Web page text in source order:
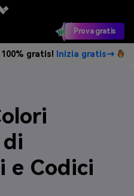
Prova gratis
gratis! Inizia gratis→
e Codici